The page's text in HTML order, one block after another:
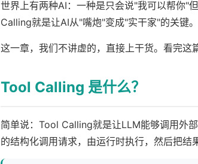
世界上有两种AI：一种是只会说"我可以帮你"
Calling就是让AI从"嘴炮"变成"实干家"的关键。
这一章，我们不讲虚的，直接上干货。看完这
Tool Calling 是什么？
简单说：Tool Calling就是让LLM能够调用
的结构化调用请求，由运行时执行，然后把结